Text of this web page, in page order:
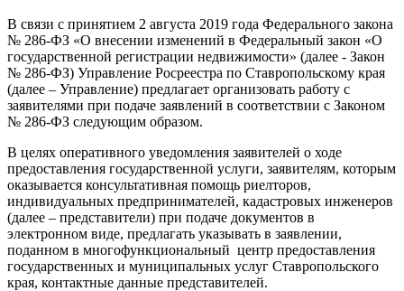
В связи с принятием 2 августа 2019 года Федерального закона
№ 286-ФЗ «О внесении изменений в Федеральный закон «О
государственной регистрации недвижимости» (далее - Закон
№ 286-ФЗ) Управление Росреестра по Ставропольскому края
(далее – Управление) предлагает организовать работу с
заявителями при подаче заявлений в соответствии с Законом
№ 286-ФЗ следующим образом.
В целях оперативного уведомления заявителей о ходе
предоставления государственной услуги, заявителям, которым
оказывается консультативная помощь риелторов,
индивидуальных предпринимателей, кадастровых инженеров
(далее – представители) при подаче документов в
электронном виде, предлагать указывать в заявлении,
поданном в многофункциональный центр предоставления
государственных и муниципальных услуг Ставропольского
края, контактные данные представителей.